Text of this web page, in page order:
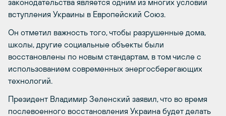
законодательства является одним из многих условий
вступления Украины в Европейский Союз.
Он отметил важность того, чтобы разрушенные дома,
школы, другие социальные объекты были
восстановлены по новым стандартам, в том числе с
использованием современных энергосберегающих
технологий.
Президент Владимир Зеленский заявил, что во время
послевоенного восстановления Украина будет делать